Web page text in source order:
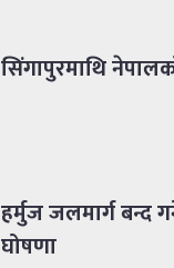
सिंगापुरमाथि
हर्मुज जलमार्ग बन्द
घोषणा